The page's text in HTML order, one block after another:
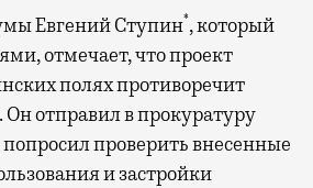
Евгений Ступин*, который
отмечает, что проект
полях противоречит
отправил в прокуратуру
проверить внесенные
и застройки